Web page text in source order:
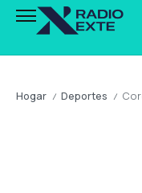
Hogar / Deportes /